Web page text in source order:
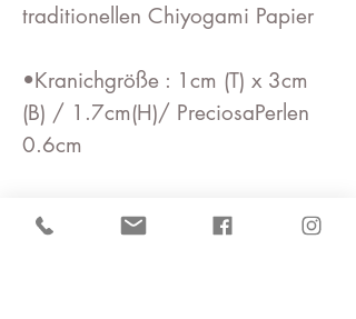
traditionellen Chiyogami Papier
•Kranichgröße : 1cm (T) x 3cm
(B) / 1.7cm(H)/ PreciosaPerlen
0.6cm
• Der Kranich ist beschichtet mit
einem Gel auf natürlicher Basis,